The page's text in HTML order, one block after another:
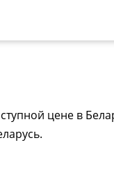
цене в